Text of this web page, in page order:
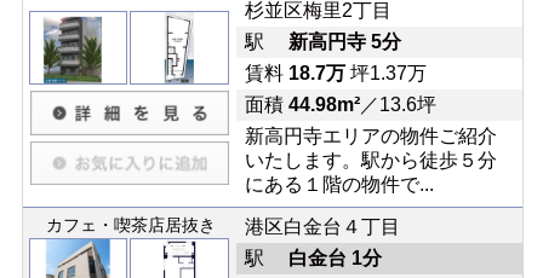
杉並区梅里2丁目
駅 新高円寺 5分
賃料 18.7万坪1.37万
面積 44.98m²／13.6坪
新高円寺エリアの物件ご紹介
いたします。駅から徒歩５分
にある１階の物件で...
カフェ・喫茶店居抜き
港区白金台４丁目
駅 白金台 1分